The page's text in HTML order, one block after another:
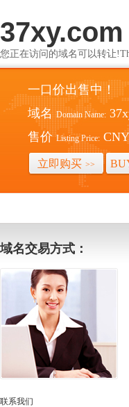
37xy.com
您正在访问的域名可以转让
一口价出售中！
域名 Domain Name:
售价 Listing Price:
立即购买 >>
域名交易方式：
联系我们